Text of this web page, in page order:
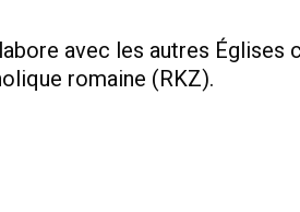
avec les autres Églises
romaine (RKZ).